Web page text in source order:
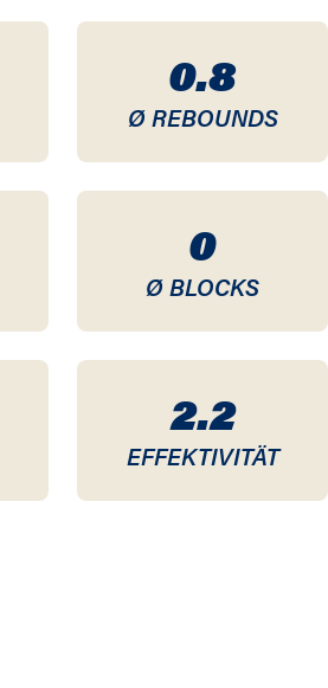
0.8
Ø REBOUNDS
0
Ø BLOCKS
2.2
EFFEKTIVITÄT